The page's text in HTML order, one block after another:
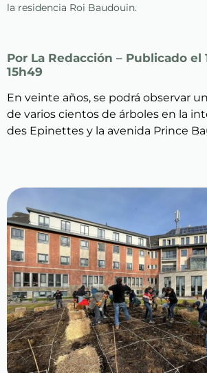
la residencia Roi Baudouin.
Por La Redacción – Publicado el
15h49
En veinte años, se podrá observar
de varios cientos de árboles en la
des Epinettes y la avenida Prince